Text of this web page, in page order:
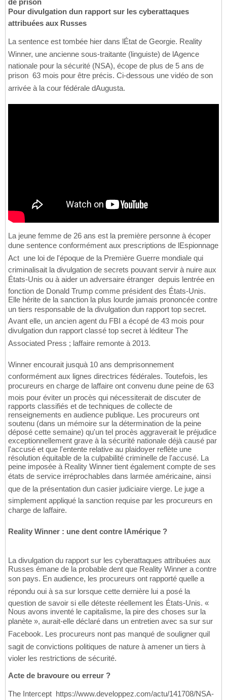
Pour divulgation dun rapport sur les cyberattaques
attribuées aux Russes
La sentence est tombée hier dans lÉtat de Georgie. Reality
Winner, une ancienne sous-traitante (linguiste) de lAgence
nationale pour la sécurité (NSA), écope de plus de 5 ans de
prison  63 mois pour être précis. Ci-dessous une vidéo de son
arrivée à la cour fédérale dAugusta.
La jeune femme de 26 ans est la première personne à écoper
dune sentence conformément aux prescriptions de lEspionnage
Act  une loi de l'époque de la Première Guerre mondiale qui
criminalisait la divulgation de secrets pouvant servir à nuire aux
États-Unis ou à aider un adversaire étranger  depuis lentrée en
fonction de Donald Trump comme président des États-Unis.
Elle hérite de la sanction la plus lourde jamais prononcée contre
un tiers responsable de la divulgation dun rapport top secret.
Avant elle, un ancien agent du FBI a écopé de 43 mois pour
divulgation dun rapport classé top secret à léditeur The
Associated Press ; laffaire remonte à 2013.
Winner encourait jusquà 10 ans demprisonnement
conformément aux lignes directrices fédérales. Toutefois, les
procureurs en charge de laffaire ont convenu dune peine de 63
mois pour éviter un procès qui nécessiterait de discuter de
rapports classifiés et de techniques de collecte de
renseignements en audience publique. Les procureurs ont
soutenu (dans un mémoire sur la détermination de la peine
déposé cette semaine) qu'un tel procès aggraverait le préjudice
exceptionnellement grave à la sécurité nationale déjà causé par
l'accusé et que l'entente relative au plaidoyer reflète une
résolution équitable de la culpabilité criminelle de l'accusé. La
peine imposée à Reality Winner tient également compte de ses
états de service irréprochables dans larmée américaine, ainsi
que de la présentation dun casier judiciaire vierge. Le juge a
simplement appliqué la sanction requise par les procureurs en
charge de laffaire.
Reality Winner : une dent contre lAmérique ?
La divulgation du rapport sur les cyberattaques attribuées aux
Russes émane de la probable dent que Reality Winner a contre
son pays. En audience, les procureurs ont rapporté quelle a
répondu oui à sa sur lorsque cette dernière lui a posé la
question de savoir si elle déteste réellement les États-Unis. «
Nous avons inventé le capitalisme, la pire des choses sur la
planète », aurait-elle déclaré dans un entretien avec sa sur sur
Facebook. Les procureurs nont pas manqué de souligner quil
sagit de convictions politiques de nature à amener un tiers à
violer les restrictions de sécurité.
Acte de bravoure ou erreur ?
The Intercept  https://www.developpez.com/actu/141708/NSA-